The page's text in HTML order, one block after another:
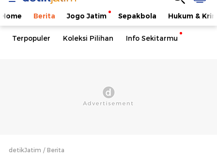
Home Berita Jogo Jatim Sepakbola Hukum &
Terpopuler Koleksi Pilihan Info Sekitarmu
detikJatim Berita